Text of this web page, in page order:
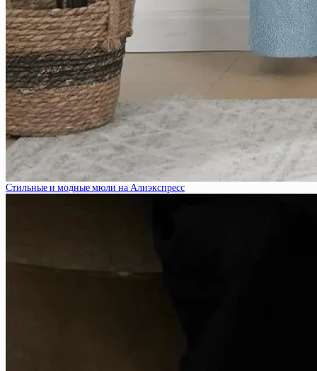
Стильные и модные мюли на Алиэкспресс